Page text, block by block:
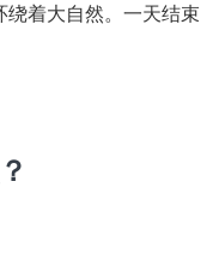
着大自然。一天结束